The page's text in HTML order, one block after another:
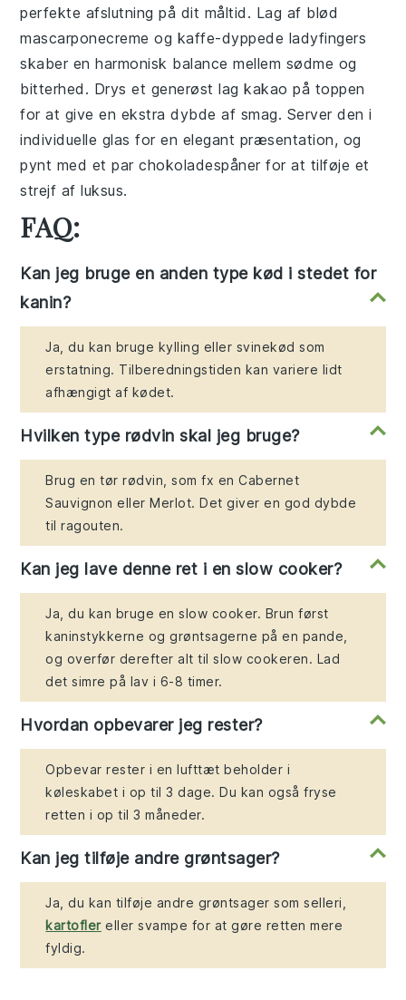
perfekte afslutning på dit måltid. Lag af blød
mascarponecreme og kaffe-dyppede ladyfingers
skaber en harmonisk balance mellem sødme og
bitterhed. Drys et generøst lag kakao på toppen
for at give en ekstra dybde af smag. Server den i
individuelle glas for en elegant præsentation, og
pynt med et par chokoladespåner for at tilføje et
strejf af luksus.
FAQ:
Kan jeg bruge en anden type kød i stedet for
kanin?
Ja, du kan bruge kylling eller svinekød som
erstatning. Tilberedningstiden kan variere lidt
afhængigt af kødet.
Hvilken type rødvin skal jeg bruge?
Brug en tør rødvin, som fx en Cabernet
Sauvignon eller Merlot. Det giver en god dybde
til ragouten.
Kan jeg lave denne ret i en slow cooker?
Ja, du kan bruge en slow cooker. Brun først
kaninstykkerne og grøntsagerne på en pande,
og overfør derefter alt til slow cookeren. Lad
det simre på lav i 6-8 timer.
Hvordan opbevarer jeg rester?
Opbevar rester i en lufttæt beholder i
køleskabet i op til 3 dage. Du kan også fryse
retten i op til 3 måneder.
Kan jeg tilføje andre grøntsager?
Ja, du kan tilføje andre grøntsager som selleri,
kartoflereller svampe for at gøre retten mere
fyldig.